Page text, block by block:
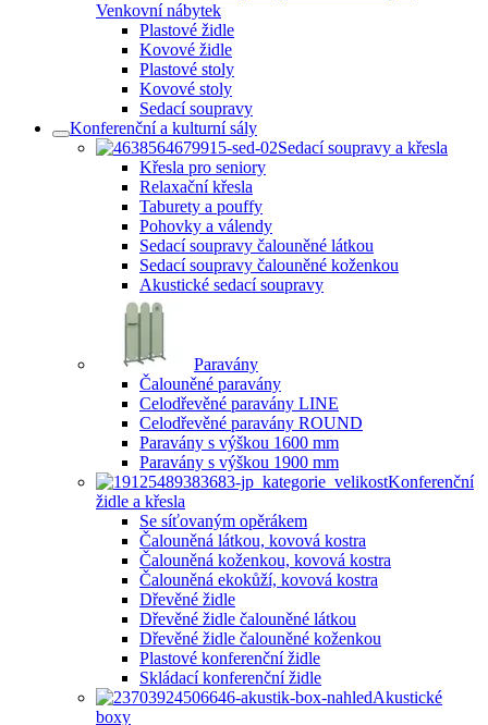
Venkovní nábytek
Plastové židle
Kovové židle
Plastové stoly
Kovové stoly
Sedací soupravy
Konferenční a kulturní sály
Sedací soupravy a křesla
Křesla pro seniory
Relaxační křesla
Taburety a pouffy
Pohovky a válendy
Sedací soupravy čalouněné látkou
Sedací soupravy čalouněné koženkou
Akustické sedací soupravy
Paravány
Čalouněné paravány
Celodřevěné paravány LINE
Celodřevěné paravány ROUND
Paravány s výškou 1600 mm
Paravány s výškou 1900 mm
Konferenční
židle a křesla
Se síťovaným opěrákem
Čalouněná látkou, kovová kostra
Čalouněná koženkou, kovová kostra
Čalouněná ekokůží, kovová kostra
Dřevěné židle
Dřevěné židle čalouněné látkou
Dřevěné židle čalouněné koženkou
Plastové konferenční židle
Skládací konferenční židle
Akustické
boxy